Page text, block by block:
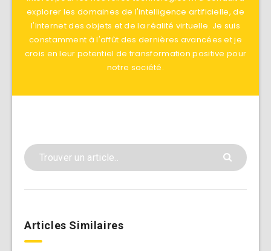
explorer les domaines de l'intelligence artificielle, de
l'Internet des objets et de la réalité virtuelle. Je suis
constamment à l'affût des dernières avancées et je
crois en leur potentiel de transformation positive pour
notre société.
Articles Similaires